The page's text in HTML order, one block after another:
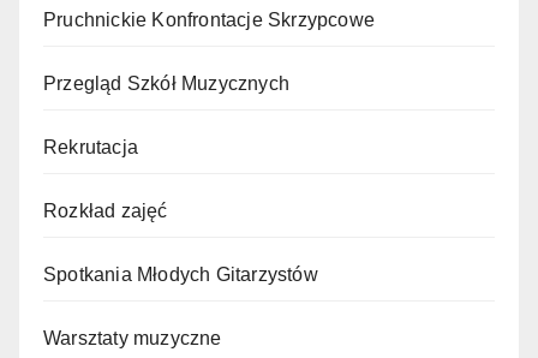
Pruchnickie Konfrontacje Skrzypcowe
Przegląd Szkół Muzycznych
Rekrutacja
Rozkład zajęć
Spotkania Młodych Gitarzystów
Warsztaty muzyczne